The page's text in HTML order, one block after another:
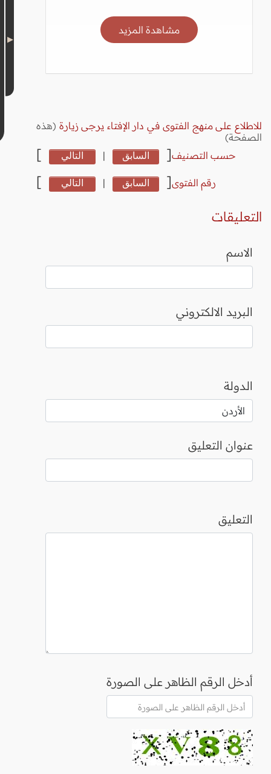
مشاهدة المزيد
للاطلاع على منهج الفتوى في دار الإفتاء يرجى زيارة (هذه
الصفحة)
حسب التصنيف[ السابق | التالي ]
رقم الفتوى[ السابق | التالي ]
التعليقات
الاسم
البريد الالكتروني
الدولة
عنوان التعليق
التعليق
أدخل الرقم الظاهر على الصورة